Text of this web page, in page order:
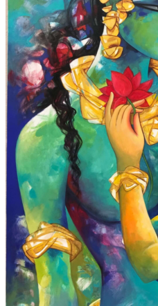
Thérapie
Qui sommes-nous ?
Centre holistique
Tarifs
Contact